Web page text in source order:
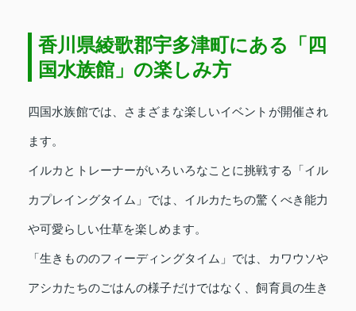
香川県綾歌郡宇多津町にある「四
国水族館」の楽しみ方
四国水族館では、さまざまな楽しいイベントが開催され
ます。
イルカとトレーナーがいろいろなことに挑戦する「イル
カプレイングタイム」では、イルカたちの驚くべき能力
や可愛らしい仕草を楽しめます。
「生きもののフィーディングタイム」では、カワウソや
アシカたちのごはんの様子だけではなく、飼育員の生き